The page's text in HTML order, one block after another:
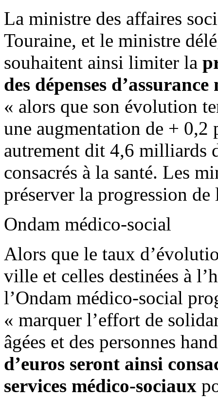
La ministre des affaires
Touraine, et le ministre
souhaitent ainsi limiter la
des dépenses
« alors que son évolution
une augmentation de +
autrement dit 4,6 milliards
consacrés à la santé. Les
préserver la progression
Ondam médico-social
Alors que le taux
ville et celles destinées à
l’Ondam médico-social
« marquer l’effort de
âgées et des personnes
d’euros seront ainsi
services médico-sociaux